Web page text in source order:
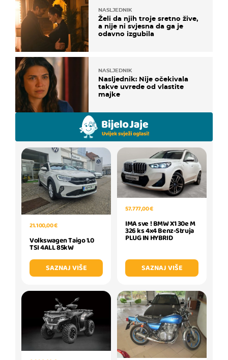
NASLJEDNIK
Želi da njih troje sretno žive,
a nije ni svjesna da ga je
odavno izgubila
NASLJEDNIK
Nasljednik: Nije očekivala
takve uvrede od vlastite
majke
21.100,00 €
Volkswagen Taigo 1.0
TSI 4ALL 85kW
SAZNAJ VIŠE
57.777,00 €
IMA sve ! BMW X1 30e M
326 ks 4x4 Benz-Struja
PLUG IN HYBRID
SAZNAJ VIŠE